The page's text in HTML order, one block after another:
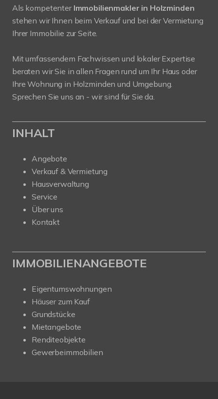
Als kompetenter Immobilienmakler in Holzminden
stehen wir Ihnen beim Verkauf und bei der Vermietung
Ihrer Immobilie zur Seite.
Mit umfassendem Fachwissen und lokaler Expertise
beraten wir Sie in allen Fragen rund um Ihr Haus oder
Ihre Wohnung in Holzminden und Umgebung.
Sprechen Sie uns an - wir sind für Sie da.
INHALT
Angebote
Verkauf & Vermietung
Hausverwaltung
Service
Über uns
Kontakt
IMMOBILIENANGEBOTE
Eigentumswohnungen
Häuser zum Kauf
Grundstücke
Mietangebote
Renditeobjekte
Gewerbeimmobilien